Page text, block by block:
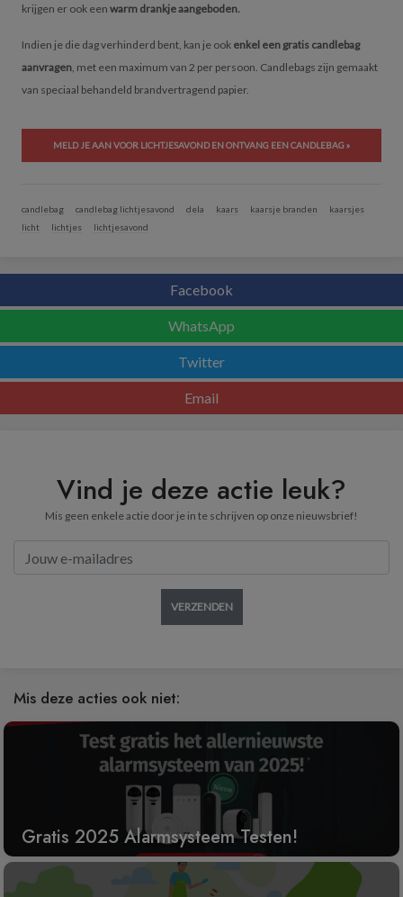
krijgen er ook een warm drankje aangeboden.
Indien je die dag verhinderd bent, kan je ook enkel een gratis candlebag
aanvragen, met een maximum van 2 per persoon. Candlebags zijn gemaakt
van speciaal behandeld brandvertragend papier.
MELD JE AAN VOOR LICHTJESAVOND EN ONTVANG EEN CANDLEBAG »
candlebag candlebag lichtjesavond dela kaars kaarsje branden
kaarsjes
licht
lichtjes lichtjesavond
Facebook
WhatsApp
Twitter
Email
Vind je deze actie leuk?
Mis geen enkele actie door je in te schrijven op onze nieuwsbrief!
VERZENDEN
Mis deze acties ook niet:
Gratis 2025 Alarmsysteem Testen!